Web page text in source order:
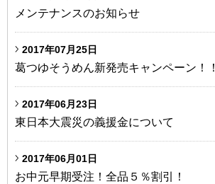
メンテナンスのお知らせ
2017年07月25日
葛つゆそうめん新発売キャンペーン！！
2017年06月23日
東日本大震災の義援金について
2017年06月01日
お中元早期受注！全品５％割引！